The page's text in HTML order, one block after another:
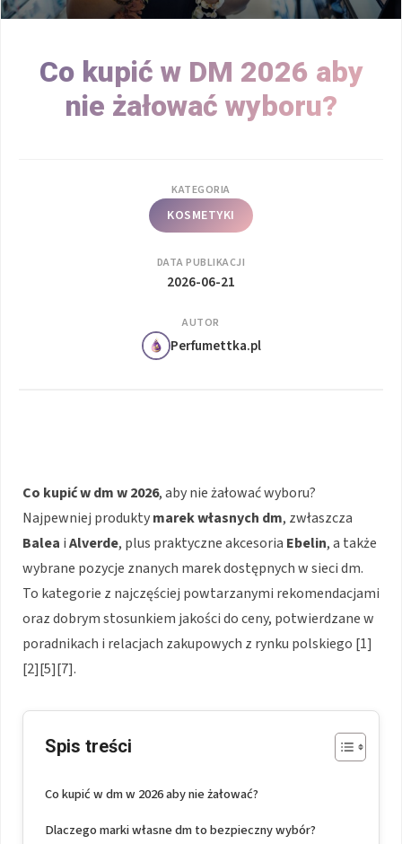
Co kupić w DM 2026 aby
nie żałować wyboru?
KATEGORIA
KOSMETYKI
DATA PUBLIKACJI
2026-06-21
AUTOR
Perfumettka.pl
Co kupić w dm w 2026, aby nie żałować wyboru?
Najpewniej produktymarek własnych dm, zwłaszcza
Balea iAlverde, plus praktyczne akcesoria Ebelin, a także
wybrane pozycje znanych marek dostępnych w sieci dm.
To kategorie z najczęściej powtarzanymi rekomendacjami
oraz dobrym stosunkiem jakości do ceny, potwierdzane w
poradnikach i relacjach zakupowych z rynku polskiego [1]
[2][5][7].
Spis treści
Co kupić w dm w 2026 aby nie żałować?
Dlaczego marki własne dm to bezpieczny wybór?